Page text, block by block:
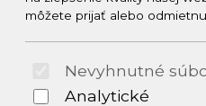
môžete prijať alebo
Nevyhnutné
Analytické
info@zeleziarstvo-
+421456812908
© 2026 Arrabella s.r.o.,